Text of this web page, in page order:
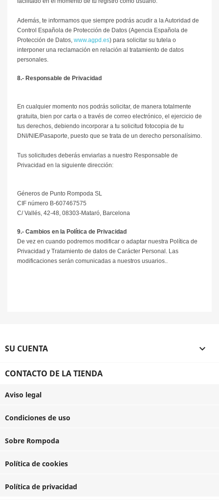
Además, te informamos que siempre podrás acudir a la Autoridad de
Control Española de Protección de Datos (Agencia Española de
Protección de Datos, www.agpd.es) para solicitar su tutela o
interponer una reclamación en relación al tratamiento de datos
personales.
8.- Responsable de Privacidad
En cualquier momento nos podrás solicitar, de manera totalmente
gratuita, bien por carta o a través de correo electrónico, el ejercicio de
tus derechos, debiendo incorporar a tu solicitud fotocopia de tu
DNI/NIE/Pasaporte, puesto que se trata de un derecho personalísimo.
Tus solicitudes deberás enviarlas a nuestro Responsable de
Privacidad en la siguiente dirección:
Géneros de Punto Rompoda SL
CIF número B-607467575
C/ Vallés, 42-48, 08303-Mataró, Barcelona
9.- Cambios en la Política de Privacidad
De vez en cuando podremos modificar o adaptar nuestra Política de
Privacidad y Tratamiento de datos de Carácter Personal. Las
modificaciones serán comunicadas a nuestros usuarios..
SU CUENTA 
CONTACTO DE LA TIENDA
Aviso legal
Condiciones de uso
Sobre Rompoda
Política de cookies
Política de privacidad